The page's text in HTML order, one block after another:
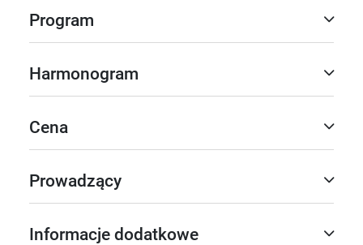
Program
Harmonogram
Cena
Prowadzący
Informacje dodatkowe